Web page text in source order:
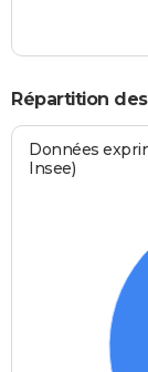
Répartition
Données
Insee)